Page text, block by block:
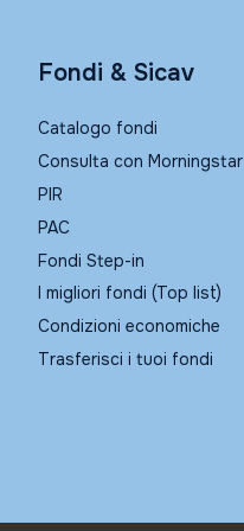
Fondi & Sicav
Catalogo fondi
Consulta con Morningstar
PIR
PAC
Fondi Step-in
I migliori fondi (Top list)
Condizioni economiche
Trasferisci i tuoi fondi